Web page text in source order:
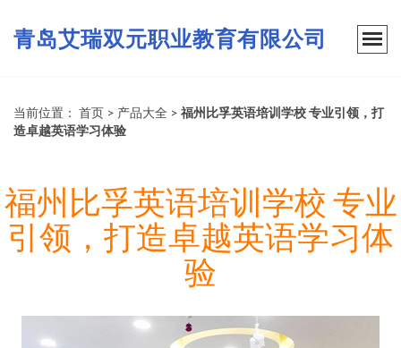
青岛艾瑞双元职业教育有限公司
当前位置： 首页 > 产品大全 > 福州比孚英语培训学校 专业引领，打
造卓越英语学习体验
福州比孚英语培训学校 专业
引领，打造卓越英语学习体
验